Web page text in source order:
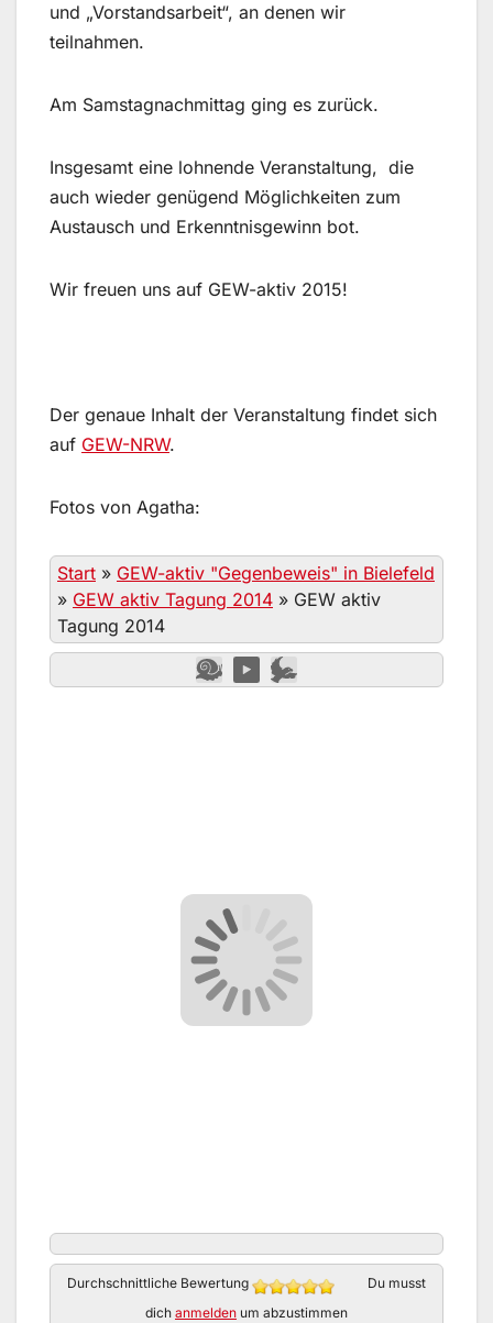
und „Vorstandsarbeit“, an denen wir
teilnahmen.
Am Samstagnachmittag ging es zurück.
Insgesamt eine lohnende Veranstaltung, die
auch wieder genügend Möglichkeiten zum
Austausch und Erkenntnisgewinn bot.
Wir freuen uns auf GEW-aktiv 2015!
Der genaue Inhalt der Veranstaltung findet sich
auf GEW-NRW.
Fotos von Agatha:
Start » GEW-aktiv "Gegenbeweis" in Bielefeld
» GEW aktiv Tagung 2014 » GEW aktiv
Tagung 2014
Durchschnittliche Bewertung
Du musst
dich anmelden um abzustimmen